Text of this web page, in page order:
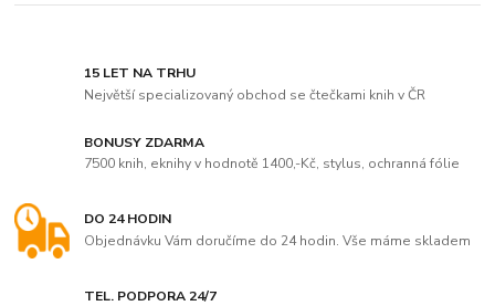
15 LET NA TRHU
Největší specializovaný obchod se čtečkami knih v ČR
BONUSY ZDARMA
7500 knih, eknihy v hodnotě 1400,-Kč, stylus, ochranná fólie
DO 24 HODIN
Objednávku Vám doručíme do 24 hodin. Vše máme skladem
TEL. PODPORA 24/7